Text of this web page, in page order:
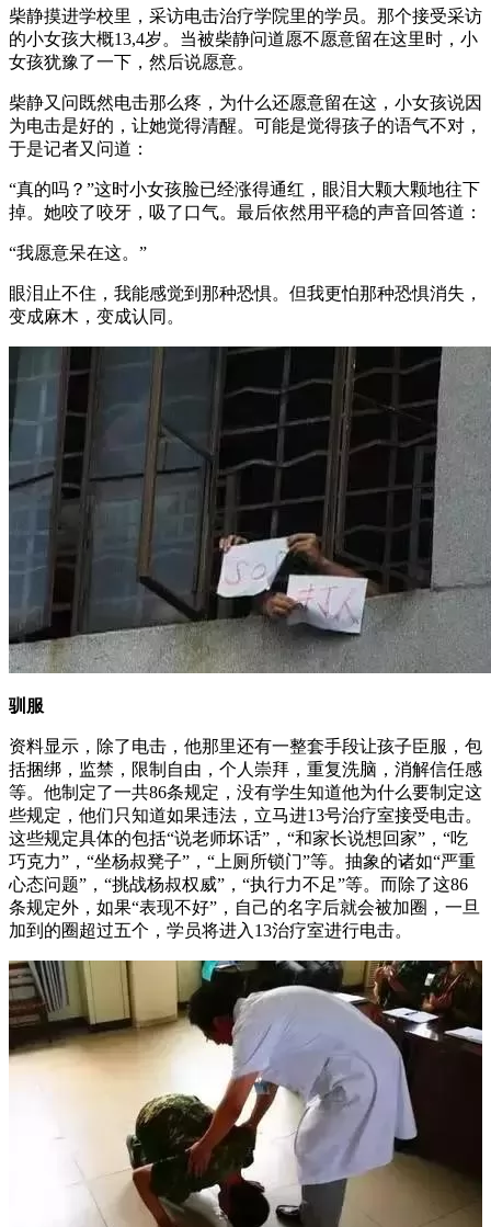
柴静摸进学校里，采访电击治疗学院里的学员。那个接受采访
的小女孩大概13,4岁。当被柴静问道愿不愿意留在这里时，小
女孩犹豫了一下，然后说愿意。
柴静又问既然电击那么疼，为什么还愿意留在这，小女孩说因
为电击是好的，让她觉得清醒。可能是觉得孩子的语气不对，
于是记者又问道：
“真的吗？”这时小女孩脸已经涨得通红，眼泪大颗大颗地往下
掉。她咬了咬牙，吸了口气。最后依然用平稳的声音回答道：
“我愿意呆在这。”
眼泪止不住，我能感觉到那种恐惧。但我更怕那种恐惧消失，
变成麻木，变成认同。
驯服
资料显示，除了电击，他那里还有一整套手段让孩子臣服，包
括捆绑，监禁，限制自由，个人崇拜，重复洗脑，消解信任感
等。他制定了一共86条规定，没有学生知道他为什么要制定这
些规定，他们只知道如果违法，立马进13号治疗室接受电击。
这些规定具体的包括“说老师坏话”，“和家长说想回家”，“吃
巧克力”，“坐杨叔凳子”，“上厕所锁门”等。抽象的诸如“严重
心态问题”，“挑战杨叔权威”，“执行力不足”等。而除了这86
条规定外，如果“表现不好”，自己的名字后就会被加圈，一旦
加到的圈超过五个，学员将进入13治疗室进行电击。